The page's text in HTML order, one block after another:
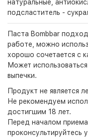
натуральные,
подсластитель -
Паста Bombbar
работе, можно
хорошо сочетается с
Может
выпечки.
Продукт не является
Не рекомендуем
достигшим 18 лет.
Перед началом
проконсультируйтесь